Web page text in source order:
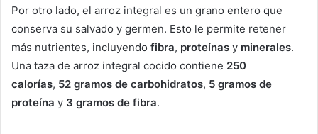
Por otro lado, el arroz integral es un grano entero que
conserva su salvado y germen. Esto le permite retener
más nutrientes, incluyendo fibra, proteínas y minerales.
Una taza de arroz integral cocido contiene 250
calorías, 52 gramos de carbohidratos, 5 gramos de
proteína y 3 gramos de fibra.